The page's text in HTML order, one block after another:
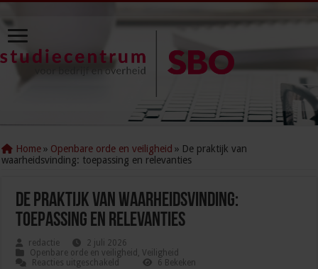
Home » Openbare orde en veiligheid » De praktijk van
waarheidsvinding: toepassing en relevanties
De praktijk van waarheidsvinding:
toepassing en relevanties
redactie
2 juli 2026
Openbare orde en veiligheid ,Veiligheid
Reacties uitgeschakeld
6 Bekeken